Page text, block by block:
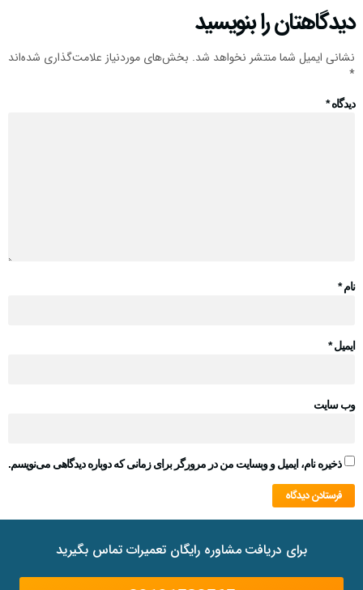
دیدگاهتان را بنویسید
نشانی ایمیل شما منتشر نخواهد شد. بخش‌های موردنیاز علامت‌گذاری شده‌اند
*
دیدگاه*
نام*
ایمیل*
وب‌ سایت
ذخیره نام، ایمیل و وبسایت من در مرورگر برای زمانی که دوباره دیدگاهی می‌نویسم.
برای دریافت مشاوره رایگان تعمیرات تماس بگیرید